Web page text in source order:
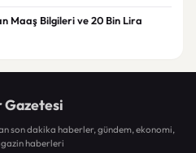
Maaş Bilgileri ve 20 Bin Lira
Gazetesi
son dakika haberler, gündem, ekonomi,
haberleri